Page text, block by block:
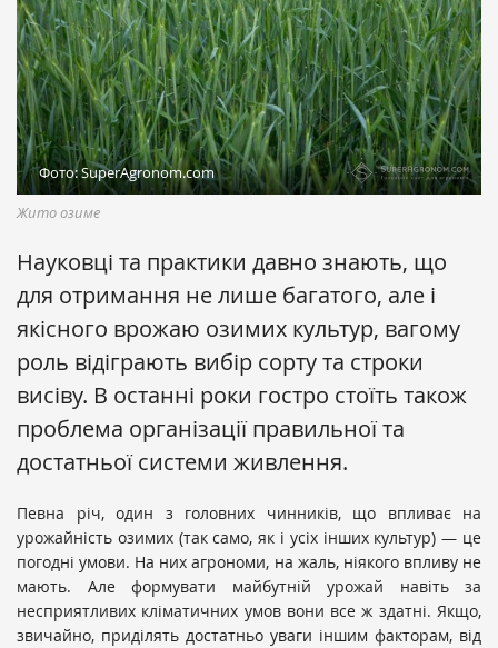
Фото: SuperAgronom.com
Жито озиме
Науковці та практики давно знають, що
для отримання не лише багатого, але і
якісного врожаю озимих культур, вагому
роль відіграють вибір сорту та строки
висіву. В останні роки гостро стоїть також
проблема організації правильної та
достатньої системи живлення.
Певна річ, один з головних чинників, що впливає на
урожайність озимих (так само, як і усіх інших культур) — це
погодні умови. На них агрономи, на жаль, ніякого впливу не
мають. Але формувати майбутній урожай навіть за
несприятливих кліматичних умов вони все ж здатні. Якщо,
звичайно, приділять достатньо уваги іншим факторам, від